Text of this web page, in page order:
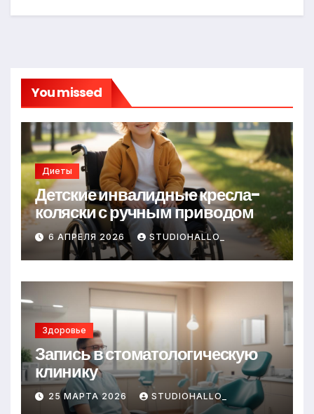
at
p
p
er e
m
n
s
s
ni
ki
п
и
т
ь
You missed
Диеты
Детские инвалидные кресла-
коляски с ручным приводом
6 АПРЕЛЯ 2026 STUDIOHALLO_
Здоровье
Запись в стоматологическую
клинику
25 МАРТА 2026 STUDIOHALLO_